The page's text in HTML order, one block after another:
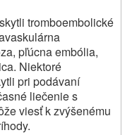
tromboembolické
pľúcna embólia,
Niektoré
pri podávaní
liečenie s
viesť k zvýšenému